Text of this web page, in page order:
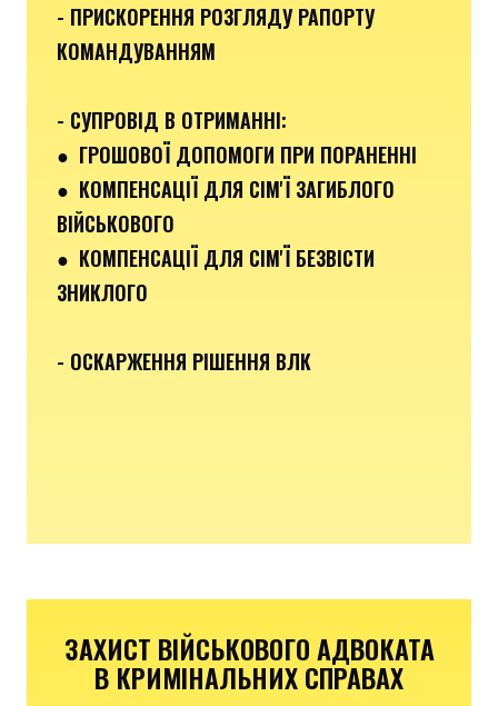
- ПРИСКОРЕННЯ РОЗГЛЯДУ РАПОРТУ
КОМАНДУВАННЯМ
- СУПРОВІД В ОТРИМАННІ:
● ГРОШОВОЇ ДОПОМОГИ ПРИ ПОРАНЕННІ
● КОМПЕНСАЦІЇ ДЛЯ СІМ'Ї ЗАГИБЛОГО
ВІЙСЬКОВОГО
● КОМПЕНСАЦІЇ ДЛЯ СІМ'Ї БЕЗВІСТИ
ЗНИКЛОГО
- ОСКАРЖЕННЯ РІШЕННЯ ВЛК
ЗАХИСТ ВІЙСЬКОВОГО АДВОКАТА
В КРИМІНАЛЬНИХ СПРАВАХ